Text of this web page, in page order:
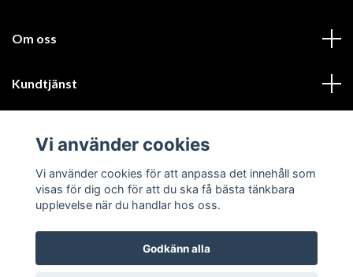
Om oss
Kundtjänst
Sociala medier
Vi använder cookies
Vi använder cookies för att anpassa det innehåll som
visas för dig och för att du ska få bästa tänkbara
upplevelse när du handlar hos oss.
Godkänn alla